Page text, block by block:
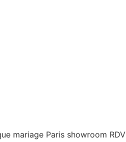
mariage Paris showroom RDV